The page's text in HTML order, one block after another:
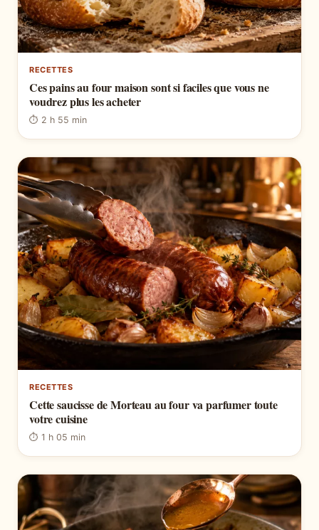
RECETTES
Ces pains au four maison sont si faciles que vous ne
voudrez plus les acheter
⏱ 2 h 55 min
RECETTES
Cette saucisse de Morteau au four va parfumer toute
votre cuisine
⏱ 1 h 05 min